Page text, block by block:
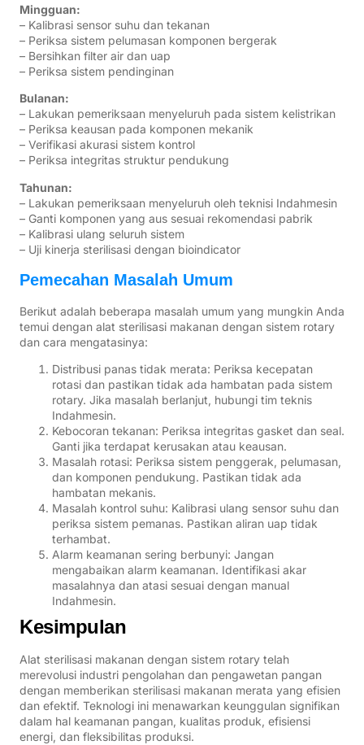
Mingguan:
– Kalibrasi sensor suhu dan tekanan
– Periksa sistem pelumasan komponen bergerak
– Bersihkan filter air dan uap
– Periksa sistem pendinginan
Bulanan:
– Lakukan pemeriksaan menyeluruh pada sistem kelistrikan
– Periksa keausan pada komponen mekanik
– Verifikasi akurasi sistem kontrol
– Periksa integritas struktur pendukung
Tahunan:
– Lakukan pemeriksaan menyeluruh oleh teknisi Indahmesin
– Ganti komponen yang aus sesuai rekomendasi pabrik
– Kalibrasi ulang seluruh sistem
– Uji kinerja sterilisasi dengan bioindicator
Pemecahan Masalah Umum
Berikut adalah beberapa masalah umum yang mungkin Anda
temui dengan alat sterilisasi makanan dengan sistem rotary
dan cara mengatasinya:
Distribusi panas tidak merata: Periksa kecepatan
rotasi dan pastikan tidak ada hambatan pada sistem
rotary. Jika masalah berlanjut, hubungi tim teknis
Indahmesin.
Kebocoran tekanan: Periksa integritas gasket dan seal.
Ganti jika terdapat kerusakan atau keausan.
Masalah rotasi: Periksa sistem penggerak, pelumasan,
dan komponen pendukung. Pastikan tidak ada
hambatan mekanis.
Masalah kontrol suhu: Kalibrasi ulang sensor suhu dan
periksa sistem pemanas. Pastikan aliran uap tidak
terhambat.
Alarm keamanan sering berbunyi: Jangan
mengabaikan alarm keamanan. Identifikasi akar
masalahnya dan atasi sesuai dengan manual
Indahmesin.
Kesimpulan
Alat sterilisasi makanan dengan sistem rotary telah
merevolusi industri pengolahan dan pengawetan pangan
dengan memberikan sterilisasi makanan merata yang efisien
dan efektif. Teknologi ini menawarkan keunggulan signifikan
dalam hal keamanan pangan, kualitas produk, efisiensi
energi, dan fleksibilitas produksi.